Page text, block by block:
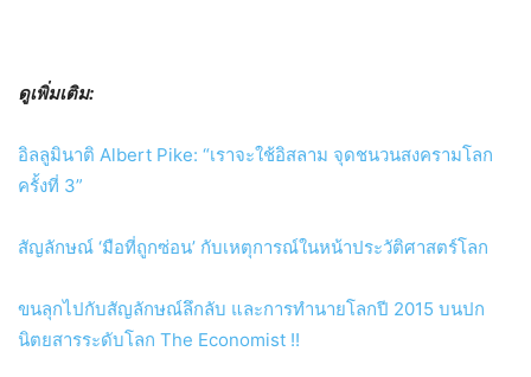
ดูเพิ่มเติม:
อิลลูมินาติ Albert Pike: “เราจะใช้อิสลาม จุดชนวนสงครามโลก
ครั้งที่ 3”
สัญลักษณ์ ‘มือที่ถูกซ่อน’ กับเหตุการณ์ในหน้าประวัติศาสตร์โลก
ขนลุกไปกับสัญลักษณ์ลึกลับ และการทำนายโลกปี 2015 บนปก
นิตยสารระดับโลก The Economist !!